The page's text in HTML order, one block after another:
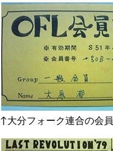
↑大分フォーク連合の会員